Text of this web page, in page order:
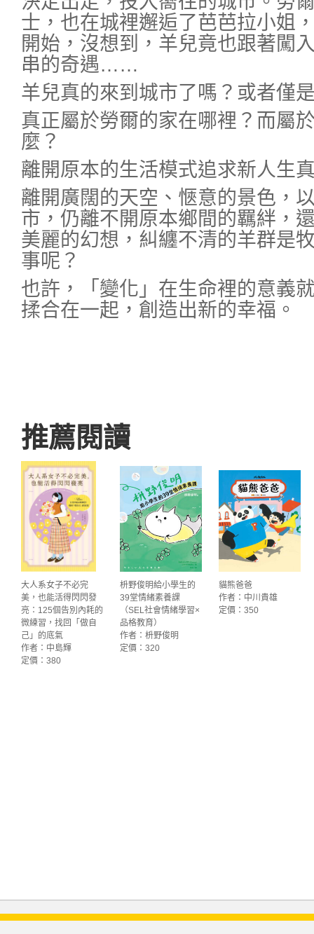
士，也在城裡邂逅了芭芭拉小姐
開始，沒想到，羊兒竟也跟著闖
串的奇遇……
羊兒真的來到城市了嗎？或者僅
真正屬於勞爾的家在哪裡？而屬
麼？
離開原本的生活模式追求新人生
離開廣闊的天空、愜意的景色，
市，仍離不開原本鄉間的羈絆，
美麗的幻想，糾纏不清的羊群是
事呢？
也許，「變化」在生命裡的意義
揉合在一起，創造出新的幸福。
推薦閱讀
大人系女子不必完
美，也能活得閃閃發
亮：125個告別內耗的
微練習，找回「做自
己」的底氣
作者：中島輝
定價：380
枡野俊明給小學生的
39堂情緒素養課
（SEL社會情緒學習×
品格教育）
作者：枡野俊明
定價：320
貓熊爸爸
作者：中川貴雄
定價：350